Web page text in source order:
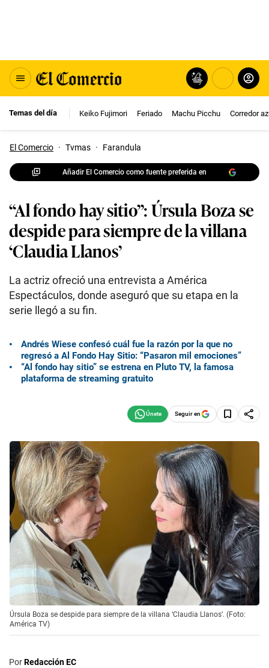
Temas del día Keiko Fujimori Feriado Machu Picchu Corredor
El Comercio · Tvmas · Farandula
Añadir El Comercio como fuente preferida en
“Al fondo hay sitio”: Úrsula Boza se
despide para siempre de la villana
‘Claudia Llanos’
La actriz ofreció una entrevista a América
Espectáculos, donde aseguró que su etapa en la
serie llegó a su fin.
Andrés Wiese confesó cuál fue la razón por la que no
regresó a Al Fondo Hay Sitio: “Pasaron mil emociones”
“Al fondo hay sitio” se estrena en Pluto TV, la famosa
plataforma de streaming gratuito
Seguir en
Úrsula Boza se despide para siempre de la villana ‘Claudia Llanos’. (Foto:
América TV)
PorRedacción EC